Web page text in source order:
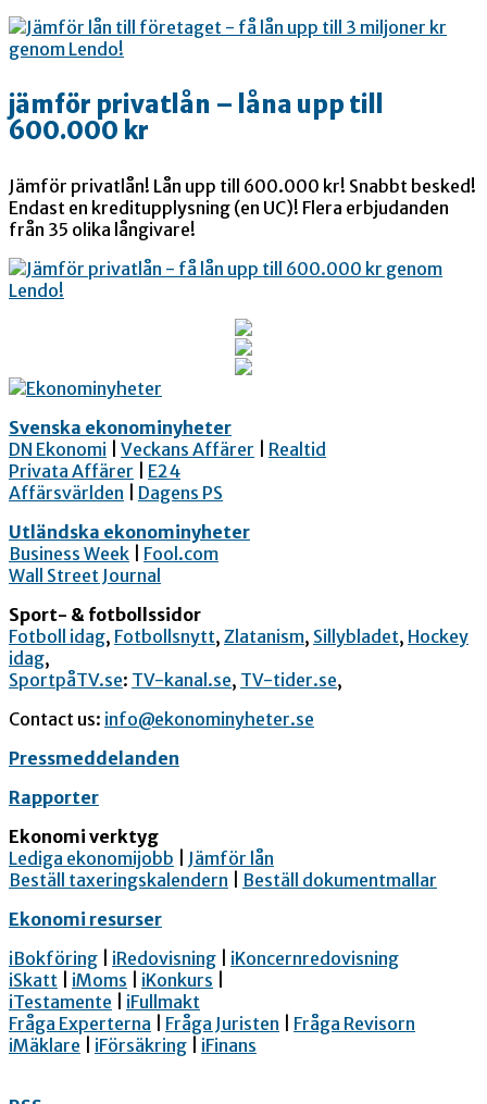
jämför privatlån – låna upp till
600.000 kr
Jämför privatlån! Lån upp till 600.000 kr! Snabbt besked!
Endast en kreditupplysning (en UC)! Flera erbjudanden
från 35 olika långivare!
Svenska ekonominyheter
DN Ekonomi
Veckans Affärer
Realtid
Privata Affärer
E24
Affärsvärlden
Dagens PS
Utländska ekonominyheter
Business Week
Fool.com
Wall Street Journal
Sport- & fotbollssidor
Fotboll idag, Fotbollsnytt, Zlatanism, Sillybladet, Hockey
idag,
SportpåTV.se: TV-kanal.se, TV-tider.se,
Contact us: info@ekonominyheter.se
Pressmeddelanden
Rapporter
Ekonomi verktyg
Lediga ekonomijobb
Jämför lån
Beställ taxeringskalendern
Beställ dokumentmallar
Ekonomi resurser
iBokföring
iRedovisning
iKoncernredovisning
iSkatt
iMoms iKonkurs
iTestamente
iFullmakt
Fråga Experterna
Fråga Juristen
Fråga Revisorn
iMäklare
iFörsäkring iFinans